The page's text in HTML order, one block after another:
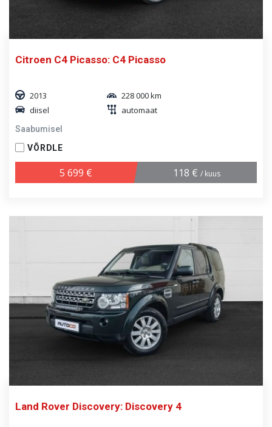
Citroen C4 Picasso: C4 Picasso
2013
228 000 km
diisel
automaat
Saabumisel
VÕRDLE
5 699 € 118 € / kuus
Land Rover Discovery: Discovery 4